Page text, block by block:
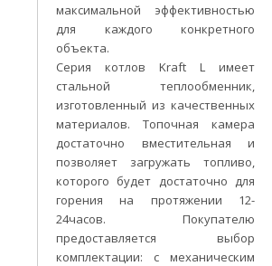
максимальной эффективностью
для каждого конкретного
объекта.
Серия котлов Kraft L имеет
стальной теплообменник,
изготовленный из качественных
материалов. Топочная камера
достаточно вместительная и
позволяет загружать топливо,
которого будет достаточно для
горения на протяжении 12-
24часов. Покупателю
предоставляется выбор
комплектации: с механическим